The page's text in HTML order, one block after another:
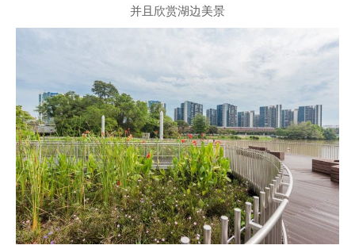
并且欣赏湖边美景